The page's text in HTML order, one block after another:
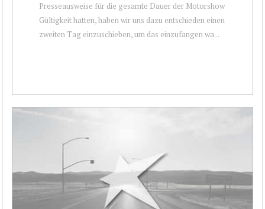
Presseausweise für die gesamte Dauer der Motorshow
Gültigkeit hatten, haben wir uns dazu entschieden einen
zweiten Tag einzuschieben, um das einzufangen wa...